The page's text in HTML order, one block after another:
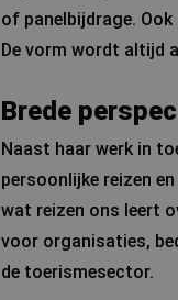
of panelbijdrage.
De vorm wordt altijd
Brede
Naast haar werk in
persoonlijke reizen
wat reizen ons leert
voor organisaties,
de toerismesector.